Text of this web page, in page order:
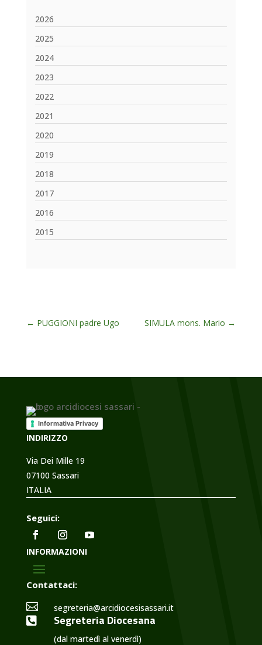
2026
2025
2024
2023
2022
2021
2020
2019
2018
2017
2016
2015
← PUGGIONI padre Ugo SIMULA mons. Mario →
Informativa Privacy
INDIRIZZO
Via Dei Mille 19
07100 Sassari
ITALIA
Seguici:
INFORMAZIONI
Contattaci:

segreteria@arcidiocesisassari.it
 Segreteria Diocesana
(dal martedì al venerdì)